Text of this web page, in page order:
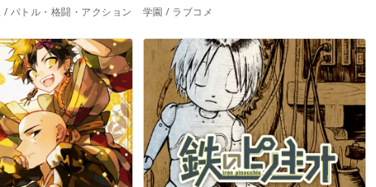
バトル・格闘・アクション 学園 / ラブコメ